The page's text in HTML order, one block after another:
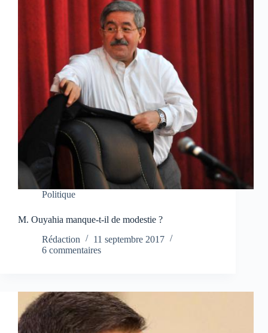
Politique
M. Ouyahia manque-t-il de modestie ?
Rédaction
11 septembre 2017
6 commentaires